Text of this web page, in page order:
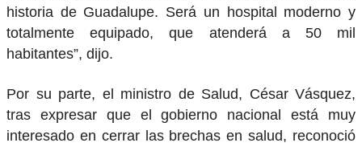
historia de Guadalupe. Será un hospital moderno y
totalmente equipado, que atenderá a 50 mil
habitantes”, dijo.
Por su parte, el ministro de Salud, César Vásquez,
tras expresar que el gobierno nacional está muy
interesado en cerrar las brechas en salud, reconoció